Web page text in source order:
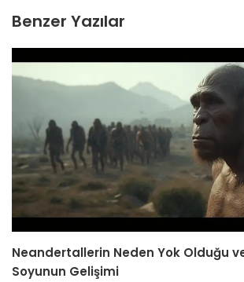
Benzer Yazılar
Neandertallerin Neden Yok Olduğu
Soyunun Gelişimi